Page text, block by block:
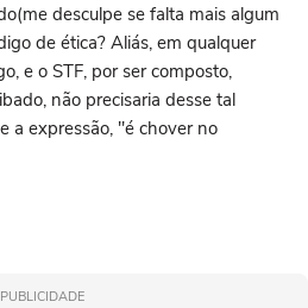
desculpe se falta mais algum
de ética? Aliás, em qualquer
e o STF, por ser composto,
não precisaria desse tal
a expressão, "é chover no
PUBLICIDADE